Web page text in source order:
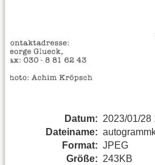
Datum: 2023/01/28
Dateiname:
Format: JPEG
Größe: 243KB